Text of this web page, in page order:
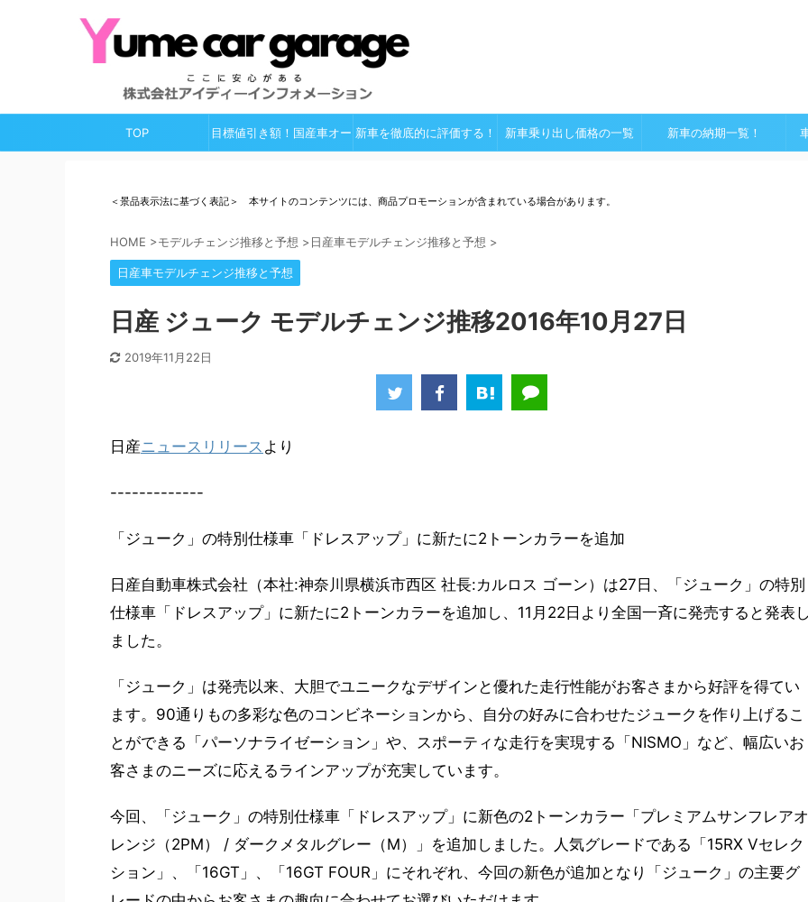
TOP 目標値引き額！国産車オー 新車を徹底的に評価する！ 新車乗り出し価格の一覧 新車の納期一覧！
＜景品表示法に基づく表記＞ 本サイトのコンテンツには、商品プロモーションが含まれている場合があります。
HOME >モデルチェンジ推移と予想 >日産車モデルチェンジ推移と予想 >
日産車モデルチェンジ推移と予想
日産 ジューク モデルチェンジ推移2016年10月27日
2019年11月22日
日産ニュースリリース より
-------------
「ジューク」の特別仕様車「ドレスアップ」に新たに2トーンカラーを追加
日産自動車株式会社（本社:神奈川県横浜市西区 社長:カルロス ゴーン）は27日、「ジューク」の特別
仕様車「ドレスアップ」に新たに2トーンカラーを追加し、11月22日より全国一斉に発売すると発表
ました。
「ジューク」は発売以来、大胆でユニークなデザインと優れた走行性能がお客さまから好評を得てい
ます。90通りもの多彩な色のコンビネーションから、自分の好みに合わせたジュークを作り上げるこ
とができる「パーソナライゼーション」や、スポーティな走行を実現する「NISMO」など、幅広いお
客さまのニーズに応えるラインアップが充実しています。
今回、「ジューク」の特別仕様車「ドレスアップ」に新色の2トーンカラー「プレミアムサンフレアオ
レンジ（2PM） / ダークメタルグレー（M）」を追加しました。人気グレードである「15RX Vセレク
ション」、「16GT」、「16GT FOUR」にそれぞれ、今回の新色が追加となり「ジューク」の主要グ